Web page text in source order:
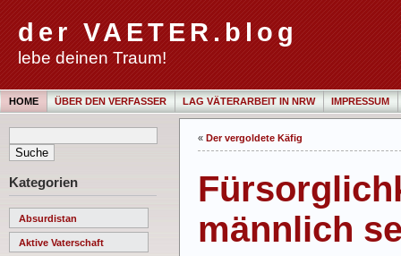
der VAETER.blog
lebe deinen Traum!
HOME ÜBER DEN VERFASSER LAG VÄTERARBEIT IN NRW IMPRESSUM
Kategorien
Absurdistan
Aktive Vaterschaft
« Der vergoldete Käfig
männlich